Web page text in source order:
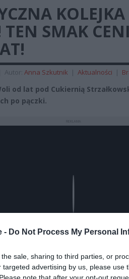
- Do Not Process My Personal
sale, sharing to third parties, or
advertising by us, please use
TEN SMAK
Autor: Anna Szkutnik | Aktualności |
od lat pod Cukiernią
po pączki.